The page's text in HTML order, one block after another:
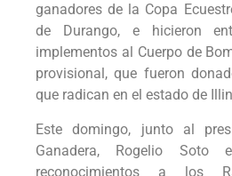
ganadores de la Copa
de Durango, e hicieron
implementos al Cuerpo de
provisional, que fueron
que radican en el estado de
Este domingo, junto al
Ganadera, Rogelio Soto
reconocimientos a los